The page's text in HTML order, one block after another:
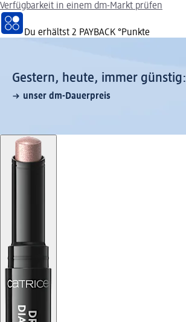
Verfügbarkeit in einem dm-Markt prüfen
Du erhältst 2 PAYBACK °Punkte
Gestern, heute, immer günstig:
unser dm-Dauerpreis